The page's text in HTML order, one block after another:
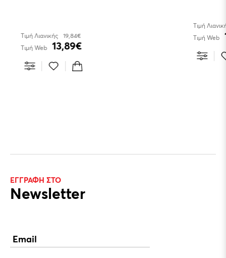
Τιμή Λιανικής
19,84€
Τιμή Web
13,89€
Τιμή
Τιμή Web
ΕΓΓΡΑΦΗ ΣΤΟ
Newsletter